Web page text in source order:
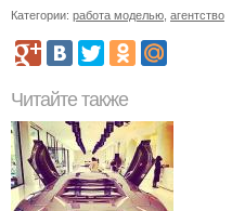
Категории: работа моделью агентство
Читайте также